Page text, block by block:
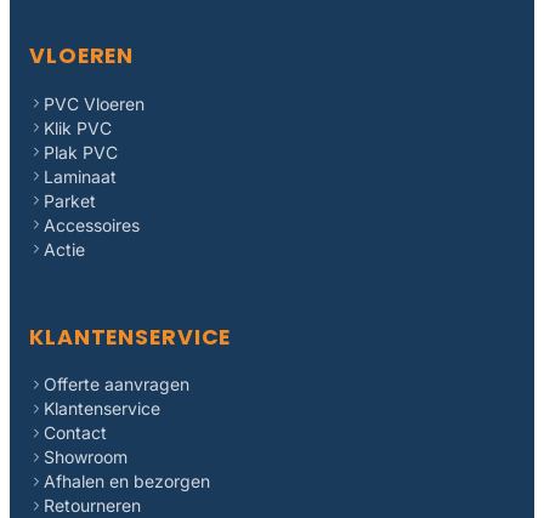
VLOEREN
PVC Vloeren
Klik PVC
Plak PVC
Laminaat
Parket
Accessoires
Actie
KLANTENSERVICE
Offerte aanvragen
Klantenservice
Contact
Showroom
Afhalen en bezorgen
Retourneren